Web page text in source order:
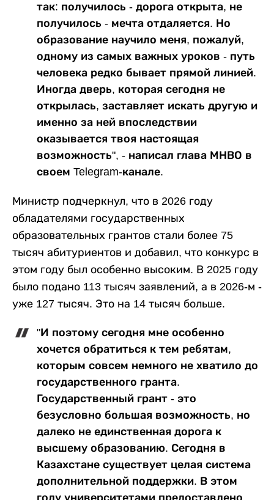
так: получилось - дорога открыта, не
получилось - мечта отдаляется. Но
образование научило меня, пожалуй,
одному из самых важных уроков - путь
человека редко бывает прямой линией.
Иногда дверь, которая сегодня не
открылась, заставляет искать другую и
именно за ней впоследствии
оказывается твоя настоящая
возможность", - написал глава МНВО в
своем Telegram-канале.
Министр подчеркнул, что в 2026 году
обладателями государственных
образовательных грантов стали более 75
тысяч абитуриентов и добавил, что конкурс в
этом году был особенно высоким. В 2025 году
было подано 113 тысяч заявлений, а в 2026-м -
уже 127 тысяч. Это на 14 тысяч больше.
"И поэтому сегодня мне особенно
хочется обратиться к тем ребятам,
которым совсем немного не хватило до
государственного гранта.
Государственный грант - это
безусловно большая возможность, но
далеко не единственная дорога к
высшему образованию. Сегодня в
Казахстане существует целая система
дополнительной поддержки. В этом